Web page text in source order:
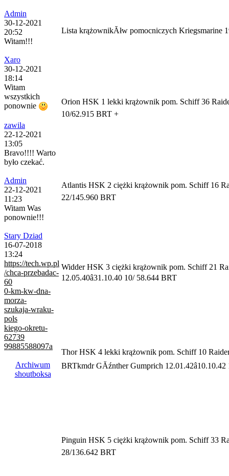
Admin
30-12-2021
20:52
Witam!!!
Xaro
30-12-2021
18:14
Witam
wszystkich
ponownie
zawila
22-12-2021
13:05
Bravo!!!! Warto
było czekać.
Admin
22-12-2021
11:23
Witam Was
ponownie!!!
Stary Dziad
16-07-2018
13:24
https://tech.wp.pl
/chca-przebadac-
60
0-km-kw-dna-
morza-
szukaja-wraku-
pols
kiego-okretu-
62739
99885588097a
Archiwum
shoutboksa
Lista krążownikĂłw pomocniczych Kriegsmarine
Orion HSK 1 lekki krążownik pom. Schiff 36
10/62.915 BRT +
Atlantis HSK 2 ciężki krążownik pom. Schiff 16
22/145.960 BRT
Widder HSK 3 ciężki krążownik pom. Schiff 21
12.05.40â31.10.40 10/ 58.644 BRT
Thor HSK 4 lekki krążownik pom. Schiff 10
BRTkmdr GĂźnther Gumprich
Pinguin HSK 5 ciężki krążownik pom. Schiff 33
28/136.642 BRT